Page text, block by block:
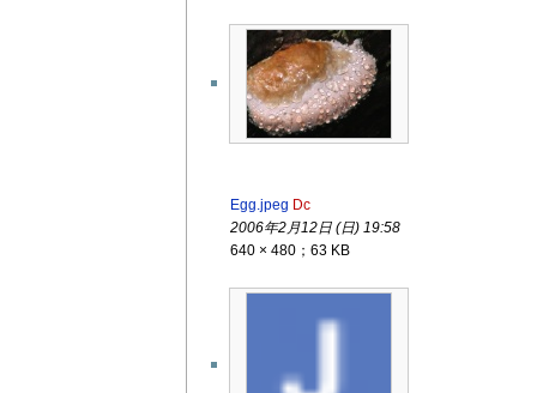
Egg.jpeg Dc
2006年2月12日 (日) 19:58
640 × 480；63 KB